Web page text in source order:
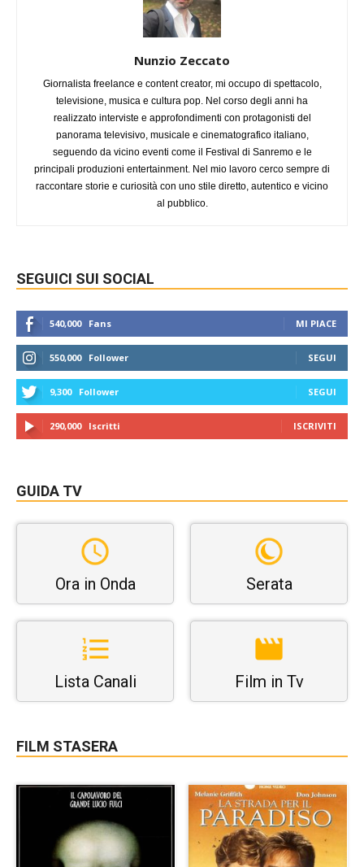
Nunzio Zeccato
Giornalista freelance e content creator, mi occupo di spettacolo,
televisione, musica e cultura pop. Nel corso degli anni ha
realizzato interviste e approfondimenti con protagonisti del
panorama televisivo, musicale e cinematografico italiano,
seguendo da vicino eventi come il Festival di Sanremo e le
principali produzioni entertainment. Nel mio lavoro cerco sempre di
raccontare storie e curiosità con uno stile diretto, autentico e vicino
al pubblico.
SEGUICI SUI SOCIAL
540,000 Fans MI PIACE
550,000 Follower SEGUI
9,300 Follower SEGUI
290,000 Iscritti ISCRIVITI
GUIDA TV
Ora in Onda Serata
Lista Canali Film in Tv
FILM STASERA